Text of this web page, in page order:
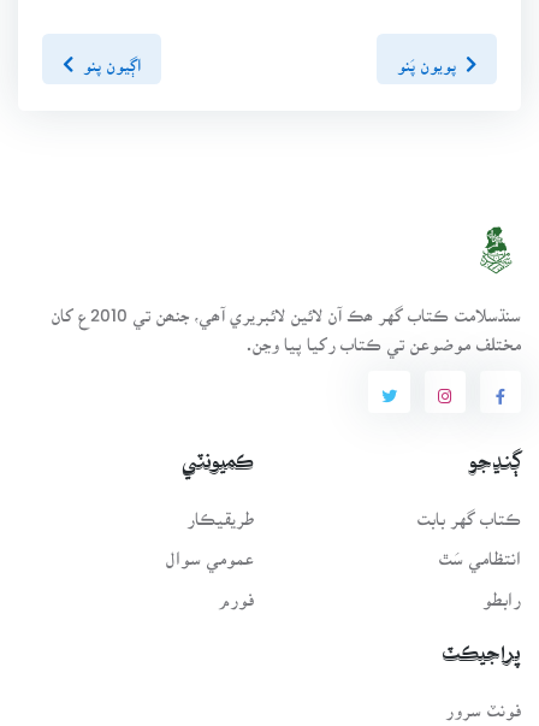
اڳيون پنو
سنڌسلامت ڪتاب گهر ھڪ آن لائين لائبريري آھي، جنھن تي 2010ع کان
مختلف موضوعن تي ڪتاب رکيا پيا وڃن.
ڳنڍجو
ڪتاب گهر بابت
انتظامي سَٿ
رابطو
ڪميونٽي
طريقيڪار
عمومي سوال
فورم
پراجيڪٽ
فونٽ سرور